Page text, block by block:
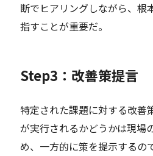
断でヒアリングしながら、根
指すことが重要だ。
Step3：改善策提言
特定された課題に対する改善
が実行されるかどうかは現場
め、一方的に策を提示するの